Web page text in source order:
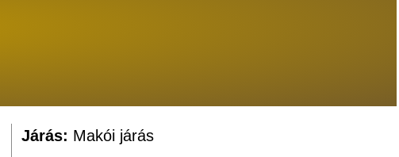
Járás: Makói járás